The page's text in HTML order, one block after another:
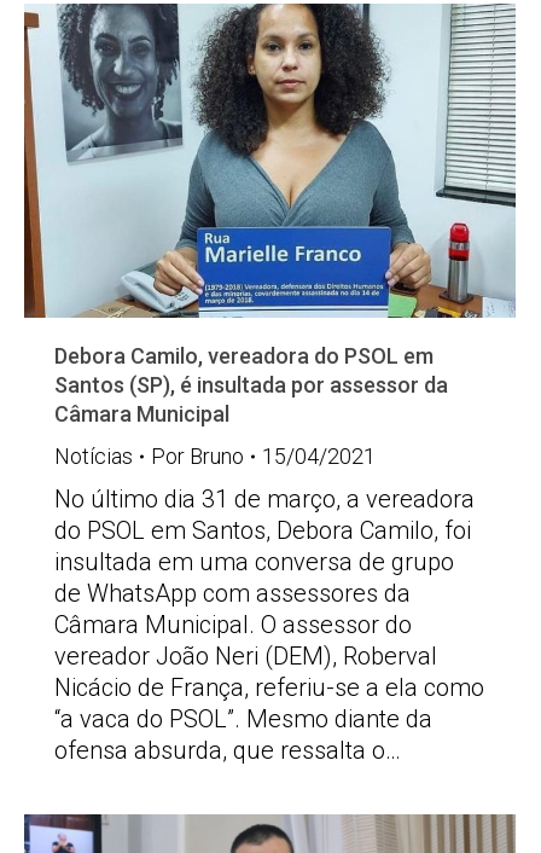
Debora Camilo, vereadora do PSOL em
Santos (SP), é insultada por assessor da
Câmara Municipal
Notícias
Por Bruno 15/04/2021
No último dia 31 de março, a vereadora
do PSOL em Santos, Debora Camilo, foi
insultada em uma conversa de grupo
de WhatsApp com assessores da
Câmara Municipal. O assessor do
vereador João Neri (DEM), Roberval
Nicácio de França, referiu-se a ela como
“a vaca do PSOL”. Mesmo diante da
ofensa absurda, que ressalta o…